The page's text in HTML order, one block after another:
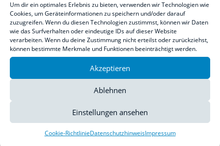
Um dir ein optimales Erlebnis zu bieten, verwenden wir Technologien wie
Cookies, um Geräteinformationen zu speichern und/oder darauf
zuzugreifen. Wenn du diesen Technologien zustimmst, können wir Daten
wie das Surfverhalten oder eindeutige IDs auf dieser Website
verarbeiten. Wenn du deine Zustimmung nicht erteilst oder zurückziehst,
können bestimmte Merkmale und Funktionen beeinträchtigt werden.
Akzeptieren
Ablehnen
Einstellungen ansehen
Cookie-RichtlinieDatenschutzhinweisImpressum
Sonnenstrahlen besonders
empfindlich. Deshalb sollte in der
warmen Jahreszeit besonders auf den
Sonnenschutz der Jüngsten geachtet
werden. Die Augenlinsen...